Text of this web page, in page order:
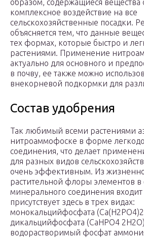
образом, содержащиеся вещества
комплексное воздействие на все
сельскохозяйственные посадки.
объясняется тем, что данные
тех формах, которые быстро и
растениями. Применение
актуально для основного и
в почву, ее также можно
внекорневой подкормки для
Состав удобрения
Так любимый всеми растениями
нитроаммофоске в форме
соединения, что делает
для разных видов
очень эффективным. Из
растительной флоры элементов в
минерального соединения
присутствует здесь в трех видах:
монокальцийфосфата
дикальцийфосфата (СаНРО4
водорастворимый фосфат